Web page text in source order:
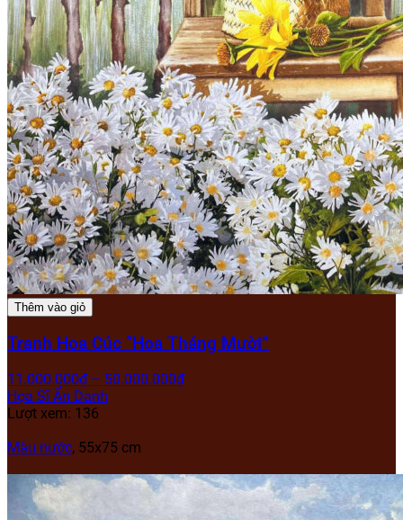
Thêm vào giỏ
Tranh Hoa Cúc “Hoa Tháng Mười”
11.000.000₫ – 50.000.000₫
Họa Sĩ Ẩn Danh
Lượt xem: 136
Màu nước, 55x75 cm